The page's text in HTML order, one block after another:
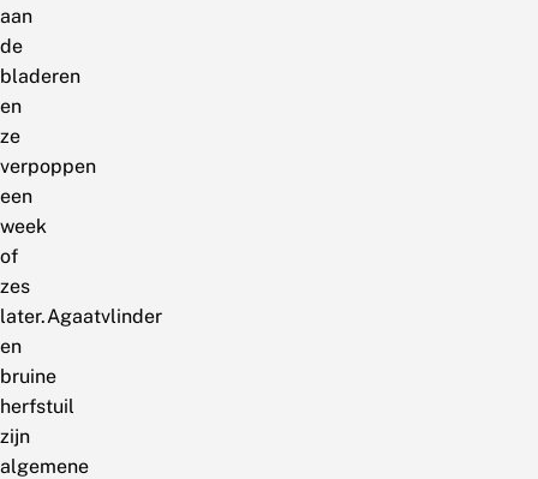
aan
de
bladeren
en
ze
verpoppen
een
week
of
zes
later.Agaatvlinder
en
bruine
herfstuil
zijn
algemene